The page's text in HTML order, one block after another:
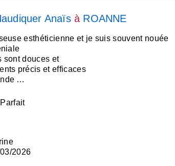
Anaïsà ROANNE
esthéticienne et je suis souvent nouée
sont douces et
précis et efficaces
…
2026